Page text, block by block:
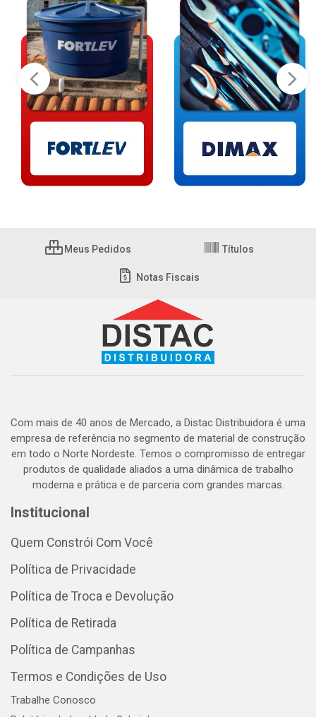
Meus Pedidos Títulos
Notas Fiscais
Com mais de 40 anos de Mercado, a Distac Distribuidora é uma
empresa de referência no segmento de material de construção
em todo o Norte Nordeste. Temos o compromisso de entregar
produtos de qualidade aliados a uma dinâmica de trabalho
moderna e prática e de parceria com grandes marcas.
Institucional
Quem Constrói Com Você
Política de Privacidade
Política de Troca e Devolução
Política de Retirada
Política de Campanhas
Termos e Condições de Uso
Trabalhe Conosco